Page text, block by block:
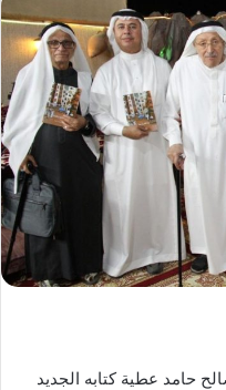
حامد عطية كتابه الجديد